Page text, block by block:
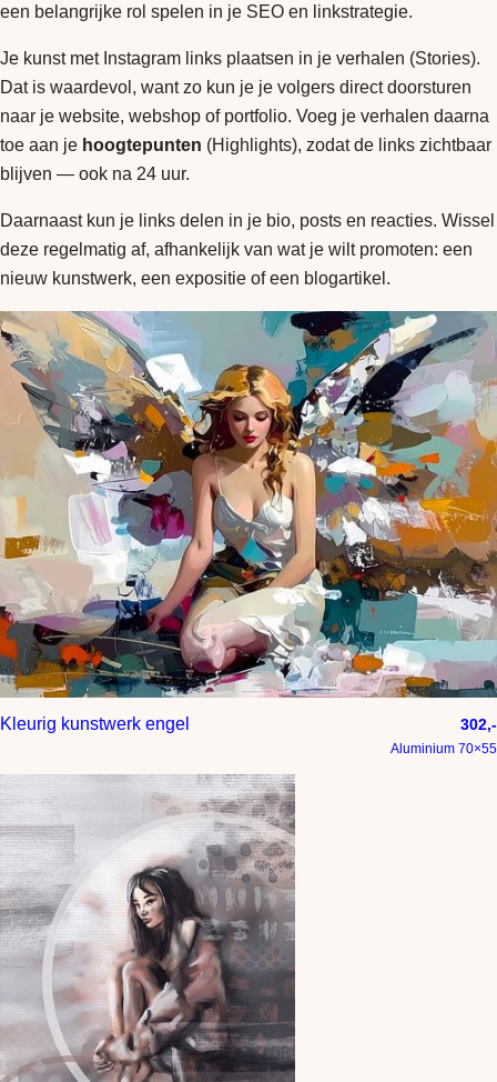
een belangrijke rol spelen in je SEO en linkstrategie.
Je kunst met Instagram links plaatsen in je verhalen (Stories).
Dat is waardevol, want zo kun je je volgers direct doorsturen
naar je website, webshop of portfolio. Voeg je verhalen daarna
toe aan je hoogtepunten (Highlights), zodat de links zichtbaar
blijven — ook na 24 uur.
Daarnaast kun je links delen in je bio, posts en reacties. Wissel
deze regelmatig af, afhankelijk van wat je wilt promoten: een
nieuw kunstwerk, een expositie of een blogartikel.
Kleurig kunstwerk engel 302,-
Aluminium 70×55